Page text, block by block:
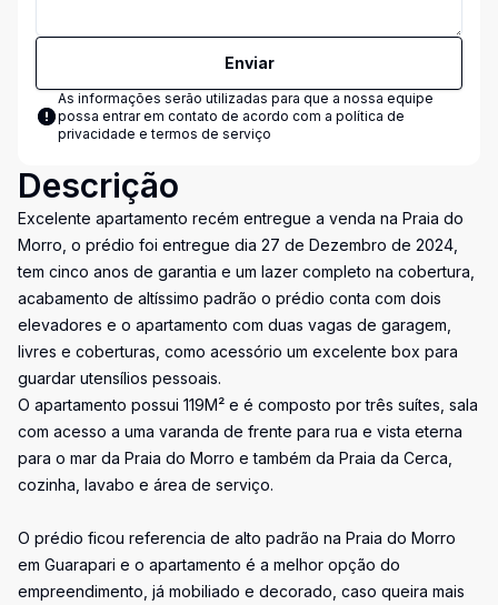
Enviar
As informações serão utilizadas para que a nossa equipe
possa entrar em contato de acordo com a política de
privacidade e termos de serviço
Descrição
Excelente apartamento recém entregue a venda na Praia do
Morro, o prédio foi entregue dia 27 de Dezembro de 2024,
tem cinco anos de garantia e um lazer completo na cobertura,
acabamento de altíssimo padrão o prédio conta com dois
elevadores e o apartamento com duas vagas de garagem,
livres e coberturas, como acessório um excelente box para
guardar utensílios pessoais.
O apartamento possui 119M² e é composto por três suítes, sala
com acesso a uma varanda de frente para rua e vista eterna
para o mar da Praia do Morro e também da Praia da Cerca,
cozinha, lavabo e área de serviço.
O prédio ficou referencia de alto padrão na Praia do Morro
em Guarapari e o apartamento é a melhor opção do
empreendimento, já mobiliado e decorado, caso queira mais